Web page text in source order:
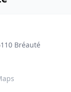
Bréauté